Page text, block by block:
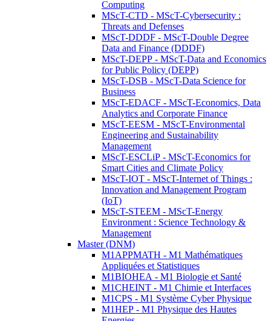
Computing
MScT-CTD - MScT-Cybersecurity :
Threats and Defenses
MScT-DDDF - MScT-Double Degree
Data and Finance (DDDF)
MScT-DEPP - MScT-Data and Economics
for Public Policy (DEPP)
MScT-DSB - MScT-Data Science for
Business
MScT-EDACF - MScT-Economics, Data
Analytics and Corporate Finance
MScT-EESM - MScT-Environmental
Engineering and Sustainability
Management
MScT-ESCLiP - MScT-Economics for
Smart Cities and Climate Policy
MScT-IOT - MScT-Internet of Things :
Innovation and Management Program
(IoT)
MScT-STEEM - MScT-Energy
Environment : Science Technology &
Management
Master (DNM)
M1APPMATH - M1 Mathématiques
Appliquées et Statistiques
M1BIOHEA - M1 Biologie et Santé
M1CHEINT - M1 Chimie et Interfaces
M1CPS - M1 Système Cyber Physique
M1HEP - M1 Physique des Hautes